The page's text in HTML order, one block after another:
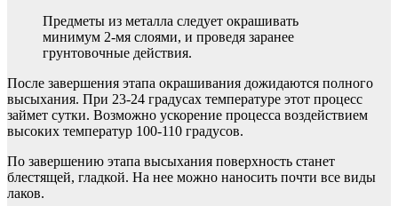
Предметы из металла следует окрашивать
минимум 2-мя слоями, и проведя заранее
грунтовочные действия.
После завершения этапа окрашивания дожидаются полного
высыхания. При 23-24 градусах температуре этот процесс
займет сутки. Возможно ускорение процесса воздействием
высоких температур 100-110 градусов.
По завершению этапа высыхания поверхность станет
блестящей, гладкой. На нее можно наносить почти все виды
лаков.